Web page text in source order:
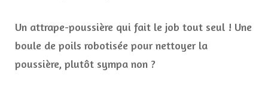
Un attrape-poussière qui fait le job tout seul ! Une
boule de poils robotisée pour nettoyer la
poussière, plutôt sympa non ?